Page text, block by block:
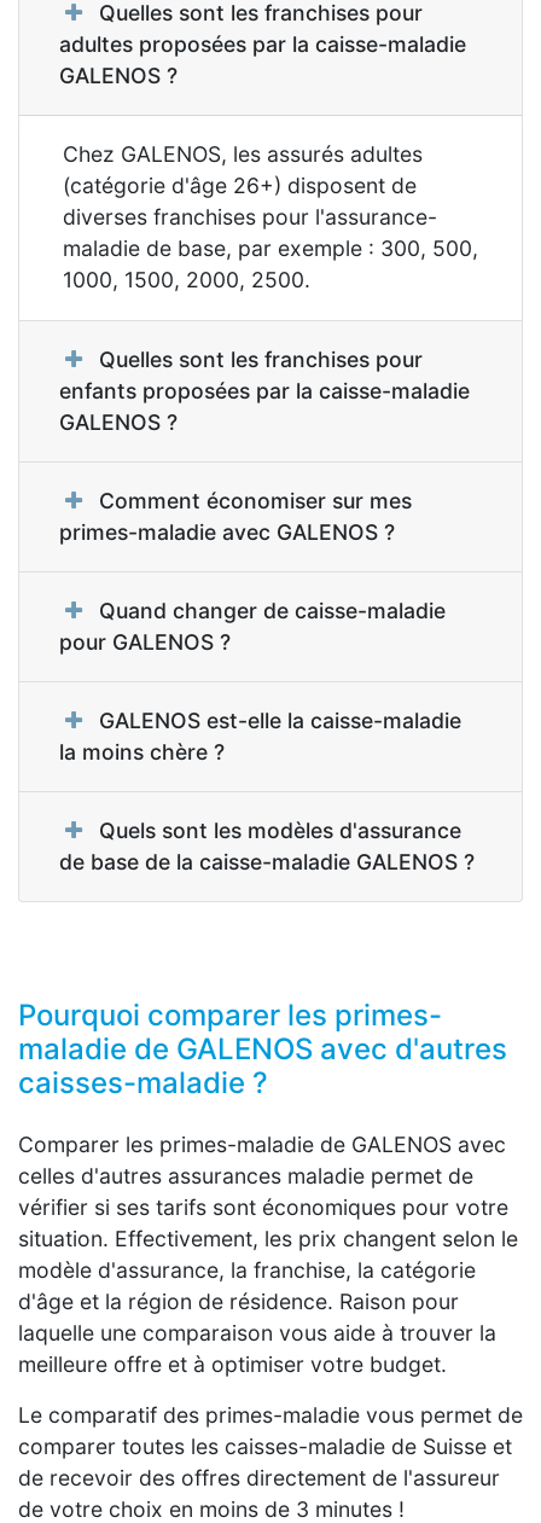
Quelles sont les franchises pour
adultes proposées par la caisse-maladie
GALENOS ?
Chez GALENOS, les assurés adultes
(catégorie d'âge 26+) disposent de
diverses franchises pour l'assurance-
maladie de base, par exemple : 300, 500,
1000, 1500, 2000, 2500.
Quelles sont les franchises pour
enfants proposées par la caisse-maladie
GALENOS ?
Comment économiser sur mes
primes-maladie avec GALENOS ?
Quand changer de caisse-maladie
pour GALENOS ?
GALENOS est-elle la caisse-maladie
la moins chère ?
Quels sont les modèles d'assurance
de base de la caisse-maladie GALENOS ?
Pourquoi comparer les primes-
maladie de GALENOS avec d'autres
caisses-maladie ?
Comparer les primes-maladie de GALENOS avec
celles d'autres assurances maladie permet de
vérifier si ses tarifs sont économiques pour votre
situation. Effectivement, les prix changent selon le
modèle d'assurance, la franchise, la catégorie
d'âge et la région de résidence. Raison pour
laquelle une comparaison vous aide à trouver la
meilleure offre et à optimiser votre budget.
Le comparatif des primes-maladie vous permet de
comparer toutes les caisses-maladie de Suisse et
de recevoir des offres directement de l'assureur
de votre choix en moins de 3 minutes !